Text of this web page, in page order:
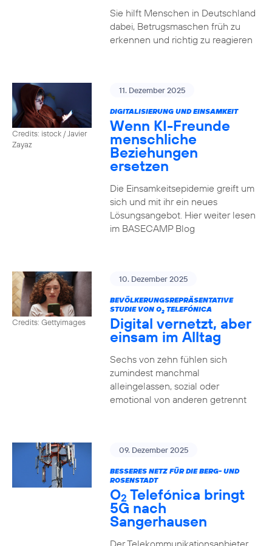
Sie hilft Menschen in Deutschland
dabei, Betrugsmaschen früh zu
erkennen und richtig zu reagieren
Credits: istock / Javier
Zayaz
11. Dezember 2025
DIGITALISIERUNG UND EINSAMKEIT
Wenn KI-Freunde
menschliche
Beziehungen
ersetzen
Die Einsamkeitsepidemie greift um
sich und mit ihr ein neues
Lösungsangebot. Hier weiter lesen
im BASECAMP Blog
Credits: Gettyimages
10. Dezember 2025
BEVÖLKERUNGSREPRÄSENTATIVE
STUDIE VON O2TELEFÓNICA
Digital vernetzt, aber
einsam im Alltag
Sechs von zehn fühlen sich
zumindest manchmal
alleingelassen, sozial oder
emotional von anderen getrennt
09. Dezember 2025
BESSERES NETZ FÜR DIE BERG- UND
ROSENSTADT
O2 Telefónica bringt
5G nach
Sangerhausen
Der Telekommunikationsanbieter